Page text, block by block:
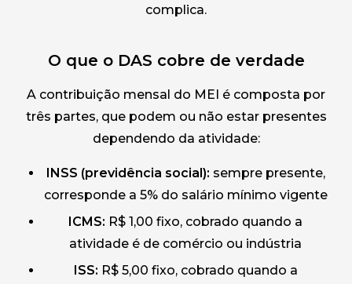
complica.
O que o DAS cobre de verdade
A contribuição mensal do MEI é composta por
três partes, que podem ou não estar presentes
dependendo da atividade:
INSS (previdência social): sempre presente,
corresponde a 5% do salário mínimo vigente
ICMS: R$ 1,00 fixo, cobrado quando a
atividade é de comércio ou indústria
ISS: R$ 5,00 fixo, cobrado quando a